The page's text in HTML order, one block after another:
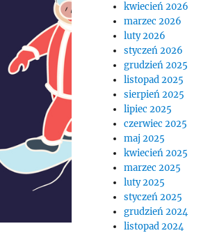
kwiecień 2026
marzec 2026
luty 2026
styczeń 2026
grudzień 2025
listopad 2025
sierpień 2025
lipiec 2025
czerwiec 2025
maj 2025
kwiecień 2025
marzec 2025
luty 2025
styczeń 2025
grudzień 2024
listopad 2024